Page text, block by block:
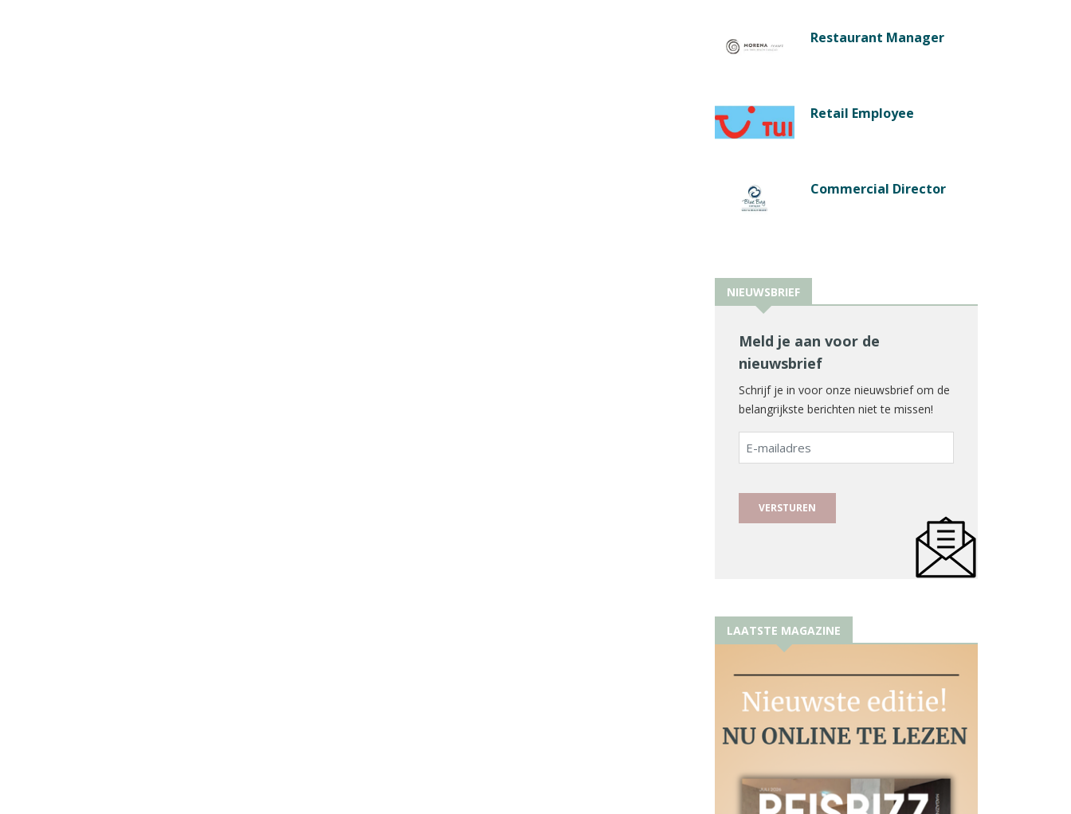
Restaurant Manager
Retail Employee
Commercial Director
NIEUWSBRIEF
Meld je aan voor de
nieuwsbrief
Schrijf je in voor onze nieuwsbrief om de
belangrijkste berichten niet te missen!
E-
mailadres
LAATSTE MAGAZINE